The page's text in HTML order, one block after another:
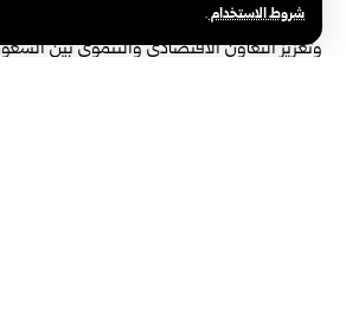
شروط الاستخدام.
وتسهم هذه المنحة في دعم الاحتياجات المحلية
وتعزيز التعاون الاقتصادي والتنموي بين